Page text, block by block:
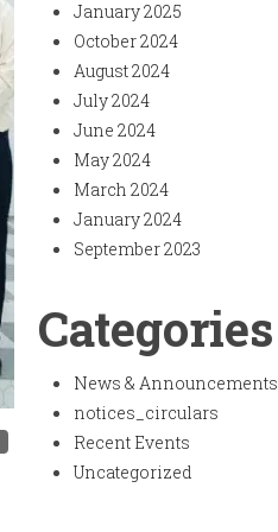
January 2025
October 2024
August 2024
July 2024
June 2024
May 2024
March 2024
January 2024
September 2023
Categories
News & Announcements
notices_circulars
Recent Events
Uncategorized